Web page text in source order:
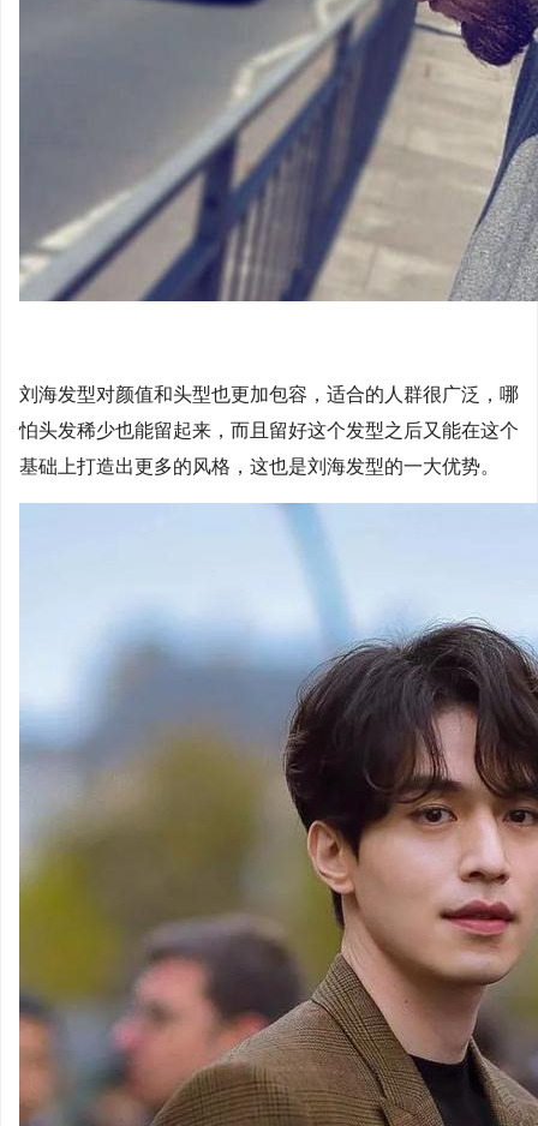
刘海发型对颜值和头型也更加包容，适合的人群很广泛，哪
怕头发稀少也能留起来，而且留好这个发型之后又能在这个
基础上打造出更多的风格，这也是刘海发型的一大优势。